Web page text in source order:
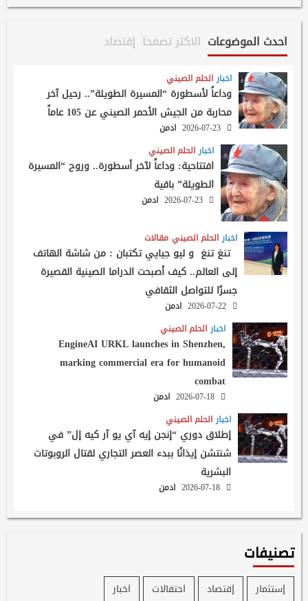
احدث الموضوعات الاكثر تصفحا إقتصاد
اخبار الحلم الصيني
وداعاً لأسطورة “المسيرة الطويلة”.. رحيل آخر
محاربة من الجيش الأحمر الصيني عن 105 عاماً
2026-07-23
ادمن
اخبار الحلم الصيني
افتتاحية: وداعاً لآخر أسطورة.. وروح “المسيرة
الطويلة” باقية
2026-07-23 ادمن
اخبار الحلم الصيني مقالات
تنغ تنغ و ليو جيايي تكتبان : من شاشة الهاتف
إلى العالم.. كيف أصبحت الدراما الصينية القصيرة
جسرًا للتواصل الثقافي
ادمن
اخبار الحلم الصيني
EngineAI URKL launches in Shenzhen,
marking commercial era for humanoid
combat
2026-07-18
ادمن
اخبار الحلم الصيني
إطلاق دوري “إنجن إيه آي يو آر كيه إل” في
شنتشن إيذانًا ببدء العصر التجاري لقتال الروبوتات
البشرية
ادمن
تصنيفات
إستثمار إقتصاد احتفالات
اخبار